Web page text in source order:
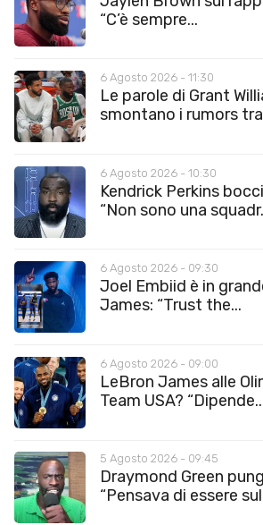
“C’è sempre...
6 Agosto 2026 - 11:30
Le parole di Grant
smontano i rumors
6 Agosto 2026 - 10:30
Kendrick Perkins
“Non sono una
6 Agosto 2026 - 09:30
Joel Embiid è in
James: “Trust the...
6 Agosto 2026 - 09:00
LeBron James alle
Team USA?
5 Agosto 2026 - 09:45
Draymond Green
“Pensava di essere